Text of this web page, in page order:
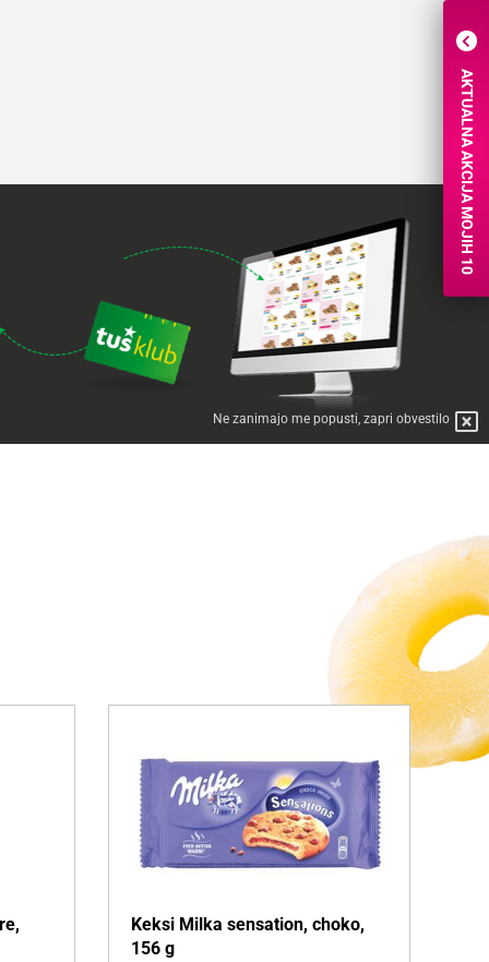
AKTUALNA AKCIJA MOJIH 10
Ne zanimajo me popusti, zapri obvestilo
Keksi Milka sensation, choko,
156 g